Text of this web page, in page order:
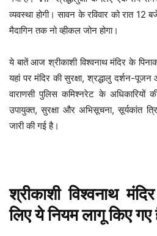
व्यवस्था होगी। सावन के रविवार को रात
मैदागिन तक नो व्हीकल जोन होगा।
ये बातें आज श्रीकाशी विश्वनाथ मंदिर के
यहां पर मंदिर की सुरक्षा, श्रद्धालु दर्शन-
वाराणसी पुलिस कमिश्नरेट के
उपायुक्त, सुरक्षा और अभिसूचना, सूर्यकांत
जारी की गई है।
श्रीकाशी विश्वनाथ
लिए ये नियम लागू किए